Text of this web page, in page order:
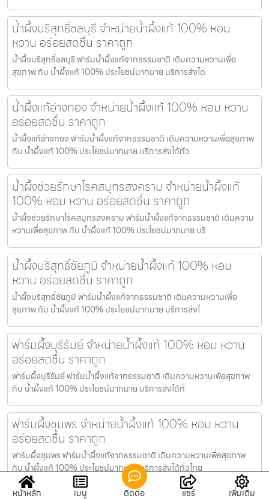
น้ำผึ้งบริสุทธิ์ชลบุรี จำหน่ายน้ำผึ้งแท้ 100% หอม
หวาน อร่อยสดชื่น ราคาถูก
น้ำผึ้งบริสุทธิ์ชลบุรี ฟาร์มน้ำผึ้งแท้จากธรรมชาติ เติมความหวานเพื่อ
สุขภาพ กับ น้ำผึ้งแท้ 100% ประโยชน์มากมาย บริการส่งได
น้ำผึ้งแท้อ่างทอง จำหน่ายน้ำผึ้งแท้ 100% หอม หวาน
อร่อยสดชื่น ราคาถูก
น้ำผึ้งแท้อ่างทอง ฟาร์มน้ำผึ้งแท้จากธรรมชาติ เติมความหวานเพื่อสุขภาพ
กับ น้ำผึ้งแท้ 100% ประโยชน์มากมาย บริการส่งได้ทั่ว
น้ำผึ้งช่วยรักษาโรคสมุทรสงคราม จำหน่ายน้ำผึ้งแท้
100% หอม หวาน อร่อยสดชื่น ราคาถูก
น้ำผึ้งช่วยรักษาโรคสมุทรสงคราม ฟาร์มน้ำผึ้งแท้จากธรรมชาติ เติมความ
หวานเพื่อสุขภาพ กับ น้ำผึ้งแท้ 100% ประโยชน์มากมาย บริ
น้ำผึ้งบริสุทธิ์ชัยภูมิ จำหน่ายน้ำผึ้งแท้ 100% หอม
หวาน อร่อยสดชื่น ราคาถูก
น้ำผึ้งบริสุทธิ์ชัยภูมิ ฟาร์มน้ำผึ้งแท้จากธรรมชาติ เติมความหวานเพื่อ
สุขภาพ กับ น้ำผึ้งแท้ 100% ประโยชน์มากมาย บริการส่งไ
ฟาร์มผึ้งบุรีรัมย์ จำหน่ายน้ำผึ้งแท้ 100% หอม หวาน
อร่อยสดชื่น ราคาถูก
ฟาร์มผึ้งบุรีรัมย์ ฟาร์มน้ำผึ้งแท้จากธรรมชาติ เติมความหวานเพื่อสุขภาพ
กับ น้ำผึ้งแท้ 100% ประโยชน์มากมาย บริการส่งได้ทั่
ฟาร์มผึ้งชุมพร จำหน่ายน้ำผึ้งแท้ 100% หอม หวาน
อร่อยสดชื่น ราคาถูก
ฟาร์มผึ้งชุมพร ฟาร์มน้ำผึ้งแท้จากธรรมชาติ เติมความหวานเพื่อสุขภาพ
กับ น้ำผึ้งแท้ 100% ประโยชน์มากมาย บริการส่งได้ทั่วไทย
หน้าหลัก เมนู ติดต่อ แชร์ เพิ่มเติม